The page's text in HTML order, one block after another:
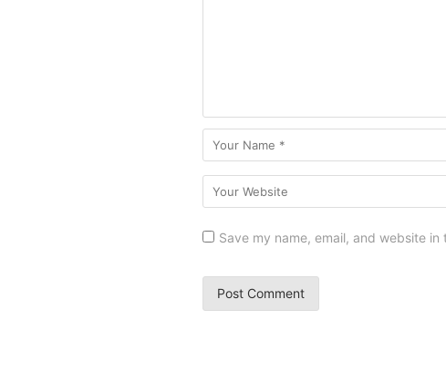
Save my name, email, and website